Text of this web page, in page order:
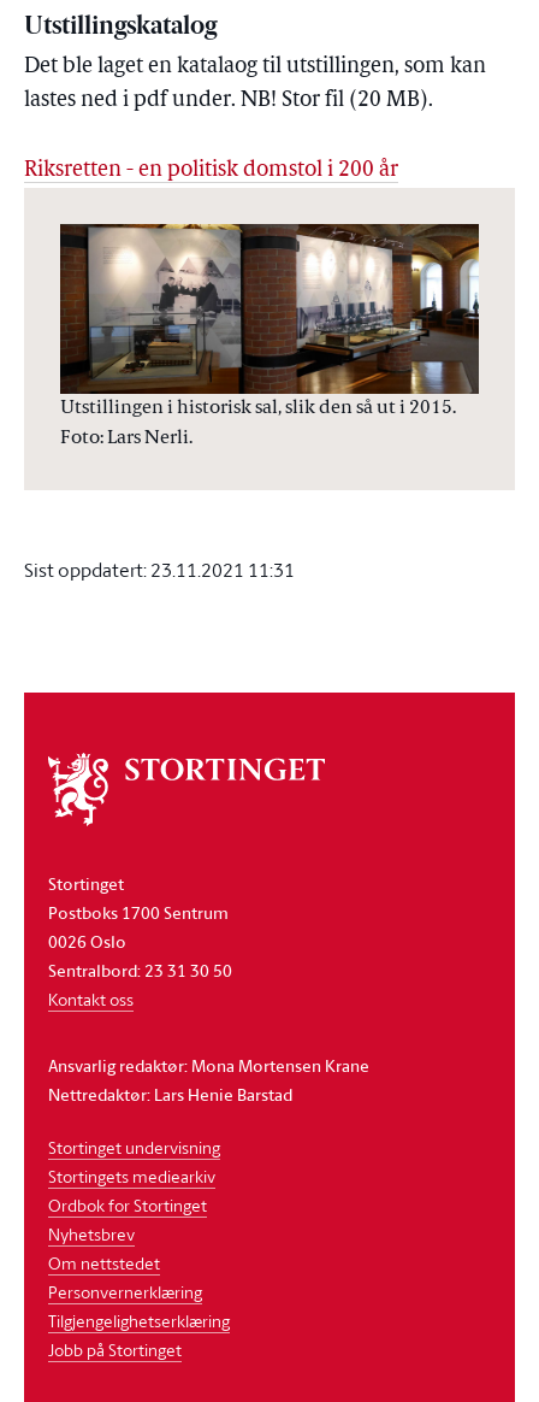
Utstillingskatalog
Det ble laget en katalaog til utstillingen, som kan
lastes ned i pdf under. NB! Stor fil (20 MB).
Riksretten - en politisk domstol i 200 år
Utstillingen i historisk sal, slik den så ut i 2015.
Foto: Lars Nerli.
Sist oppdatert:23.11.2021 11:31
Om
stortinget
Stortinget
Postboks 1700 Sentrum
0026 Oslo
Sentralbord: 23 31 30 50
Kontakt oss
Ansvarlig redaktør: Mona Mortensen Krane
Nettredaktør: Lars Henie Barstad
Stortinget undervisning
Stortingets mediearkiv
Ordbok for Stortinget
Nyhetsbrev
Om nettstedet
Personvernerklæring
Tilgjengelighetserklæring
Jobb på Stortinget